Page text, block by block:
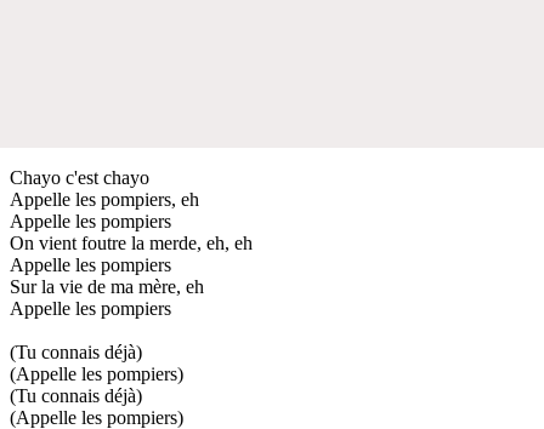
Chayo c'est chayo
Appelle les pompiers, eh
Appelle les pompiers
On vient foutre la merde, eh, eh
Appelle les pompiers
Sur la vie de ma mère, eh
Appelle les pompiers
(Tu connais déjà)
(Appelle les pompiers)
(Tu connais déjà)
(Appelle les pompiers)